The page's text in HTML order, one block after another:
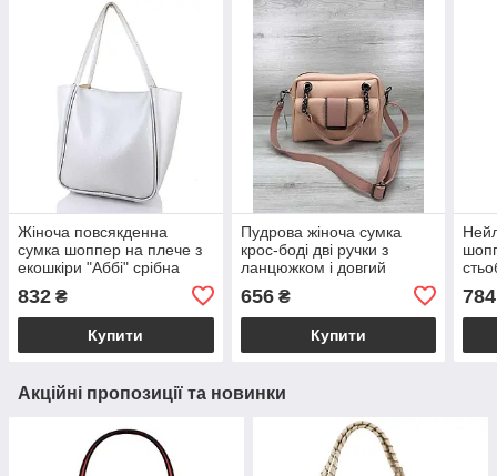
Жіноча повсякденна
сумка шоппер на плече з
екошкіри "Аббі" срібна
832 ₴
Купити
Пудрова жіноча сумка
крос-боді дві ручки з
ланцюжком і довгий
ремінець на плече «Хлоя»
Welassie
656₴
Купити
784
Акційні пропозиції та новинки